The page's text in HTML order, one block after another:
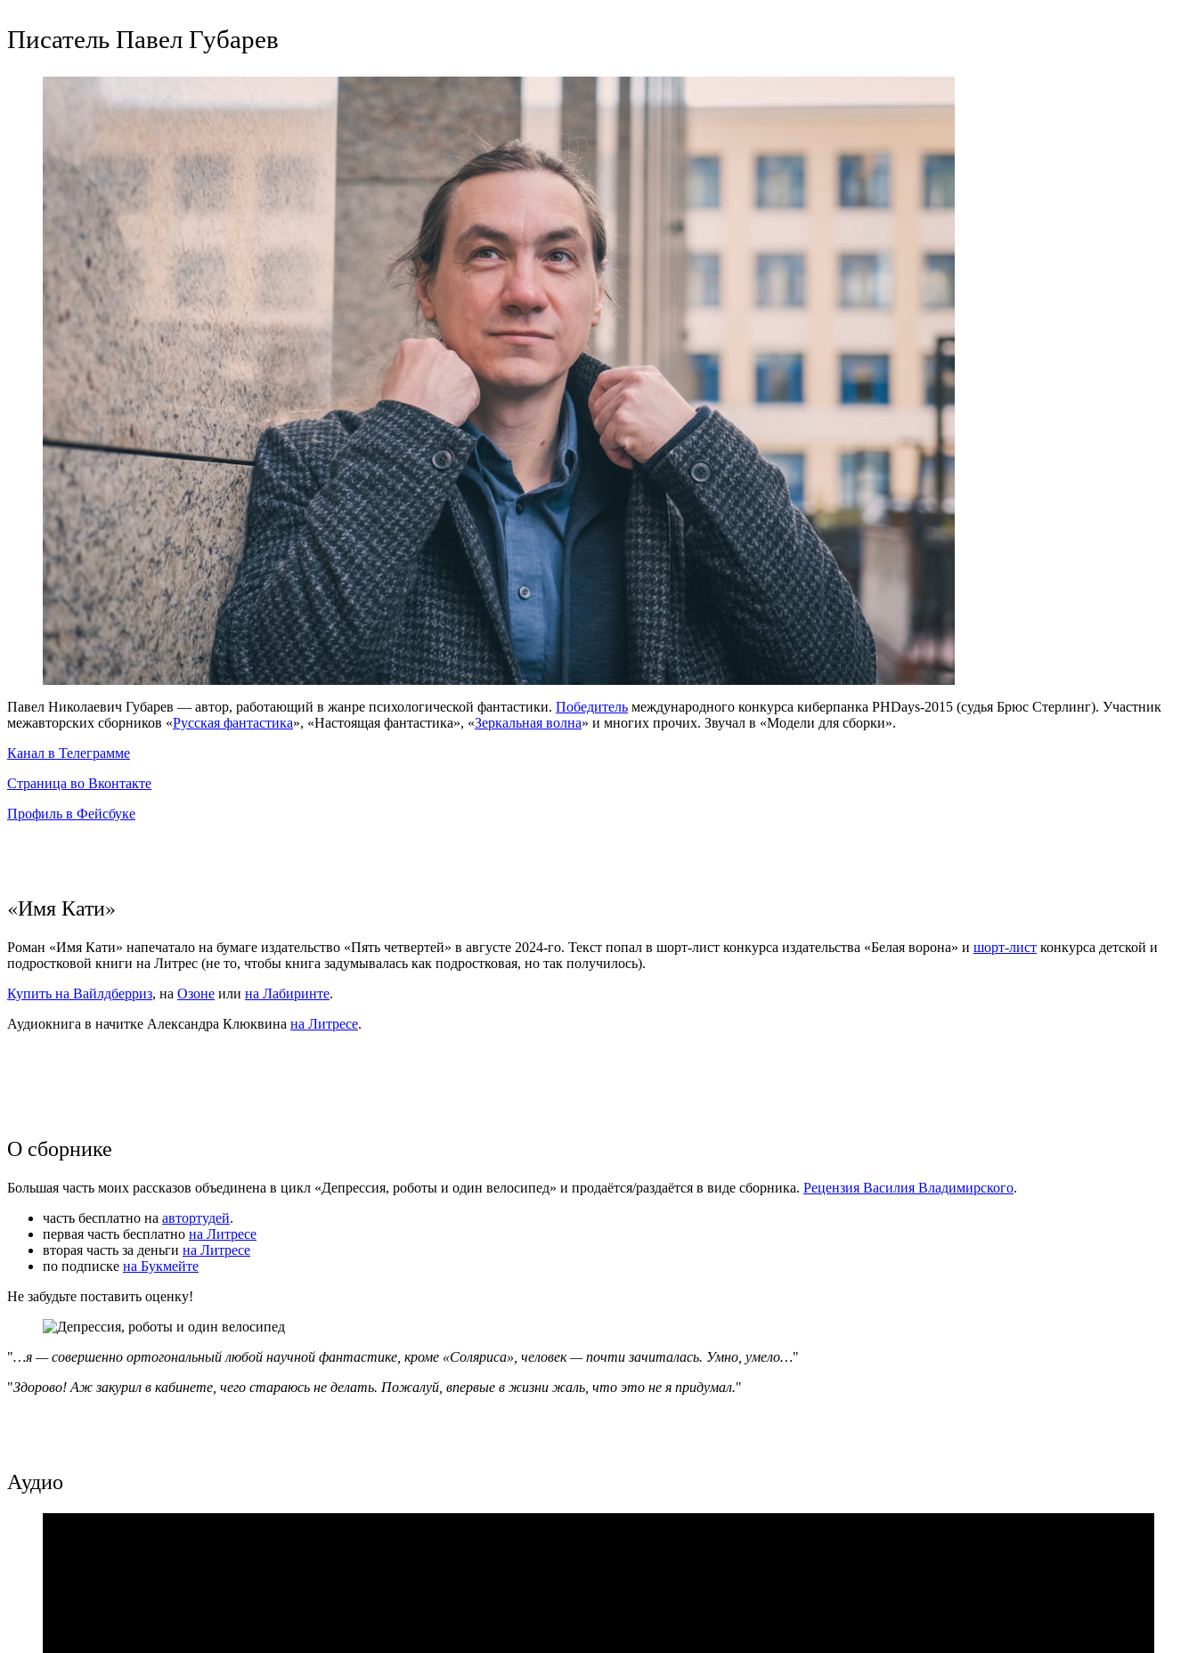
Перейти
к
Писатель Павел Губарев
Павел Николаевич Губарев — автор, работающий в жанре психологической фантастики. Победитель международного конкурса киберпанка PHDays-2015 (судья Брюс Стерлинг). Участник
межавторских сборников «Русская фантастика», «Настоящая фантастика», «Зеркальная волна» и многих прочих. Звучал в «Модели для сборки».
Канал в Телеграмме
Страница во Вконтакте
Профиль в Фейсбуке
«Имя Кати»
Роман «Имя Кати» напечатало на бумаге издательство «Пять четвертей» в августе 2024-го. Текст попал в шорт-лист конкурса издательства «Белая ворона» и шорт-лист конкурса детской и
подростковой книги на Литрес (не то, чтобы книга задумывалась как подростковая, но так получилось).
Купить на Вайлдберриз, на Озоне или на Лабиринте.
Аудиокнига в начитке Александра Клюквина на Литресе.
О сборнике
Большая часть моих рассказов объединена в цикл «Депрессия, роботы и один велосипед» и продаётся/раздаётся в виде сборника. Рецензия Василия Владимирского.
часть бесплатно на автортудей.
первая часть бесплатно на Литресе
вторая часть за деньги на Литресе
по подписке на Букмейте
Не забудьте поставить оценку!
…я — совершенно ортогональный любой научной фантастике, кроме «Соляриса», человек — почти зачиталась. Умно, умело…
Здорово! Аж закурил в кабинете, чего стараюсь не делать. Пожалуй, впервые в жизни жаль, что это не я придумал.
Аудио